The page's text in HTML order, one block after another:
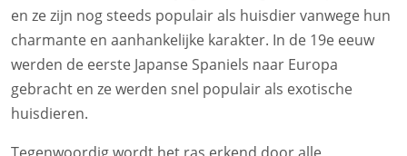
en ze zijn nog steeds populair als huisdier vanwege hun
charmante en aanhankelijke karakter. In de 19e eeuw
werden de eerste Japanse Spaniels naar Europa
gebracht en ze werden snel populair als exotische
huisdieren.